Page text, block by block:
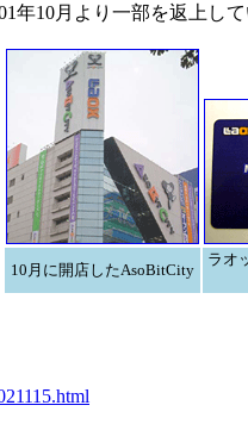
10月より一部を返上して
10月に開店したAsoBitCity
ラオ